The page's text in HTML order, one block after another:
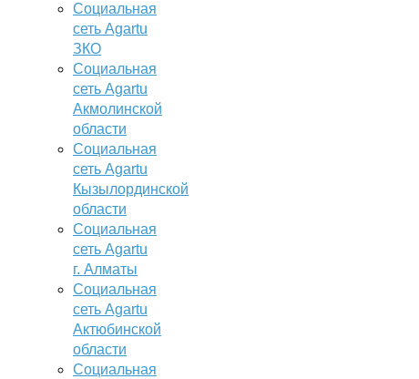
Социальная
сеть Agartu
ЗКО
Социальная
сеть Agartu
Акмолинской
области
Социальная
сеть Agartu
Кызылординской
области
Социальная
сеть Agartu
г. Алматы
Социальная
сеть Agartu
Актюбинской
области
Социальная